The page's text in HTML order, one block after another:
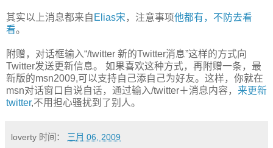
其实以上消息都来自 Elias宋，注意事项他都有，不防去看
看。
附赠，对话框输入“/twitter 新的Twitter消息”这样的方式向
Twitter发送更新信息。 如果喜欢这种方式，再附赠一条，最
新版的msn2009,可以支持自己添自己为好友。这样，你就在
msn对话窗口自说自话，通过输入/twitter＋消息内容， 来更新
twitter,不用担心骚扰到了别人。
loverty 时间： 三月 06, 2009